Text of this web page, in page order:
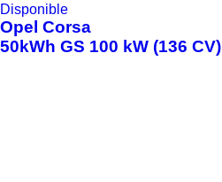
Disponible
Opel Corsa
50kWh GS 100 kW (136 CV)